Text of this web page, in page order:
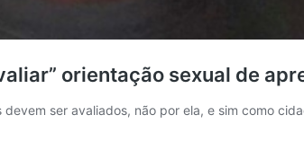
orientação sexual de
ser avaliados, não por ela, e sim como